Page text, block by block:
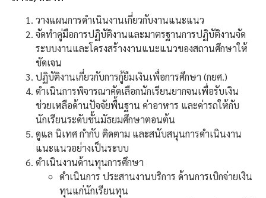
วางแผนการดำเนินงานเกี่ยวกับงานแนะแนว
จัดทำคู่มือการปฏิบัติงานและมาตรฐานการปฏิบัติงานจัด
ระบบงานและโครงสร้างงานแนะแนวของสถานศึกษาให้
ชัดเจน
ปฏิบัติงานเกี่ยวกับการกู้ยืมเงินเพื่อการศึกษา (กยศ.)
ดำเนินการพิจารณาคัดเลือกนักเรียนยากจนเพื่อรับเงิน
ช่วยเหลือด้านปัจจัยพื้นฐาน ค่าอาหาร และค่ารถให้กับ
นักเรียนระดับชั้นมัธยมศึกษาตอนต้น
ดูแล นิเทศ กำกับ ติดตาม และสนับสนุนการดำเนินงาน
แนะแนวอย่างเป็นระบบ
ดำเนินงานด้านทุนการศึกษา
ดำเนินการ ประสานงานบริการ ด้านการเบิกจ่ายเงิน
ทุนแก่นักเรียนทุน